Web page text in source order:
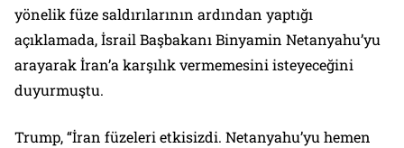
yönelik füze saldırılarının ardından yaptığı
açıklamada, İsrail Başbakanı Binyamin Netanyahu’yu
arayarak İran’a karşılık vermemesini isteyeceğini
duyurmuştu.
Trump, “İran füzeleri etkisizdi. Netanyahu’yu hemen